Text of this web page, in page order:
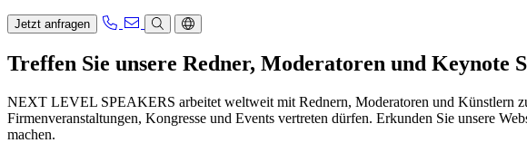
Jetzt anfragen
Treffen Sie unsere Redner, Moderatoren und Keynote
NEXT LEVEL SPEAKERS arbeitet weltweit mit Rednern, Moderatoren und Künstlern
Firmenveranstaltungen, Kongresse und Events vertreten dürfen. Erkunden Sie unsere
machen.